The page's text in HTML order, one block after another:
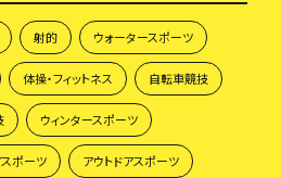
射的 ウォータースポーツ
体操・フィットネス 自転車競技
ウィンタースポーツ
スポーツ アウトドアスポーツ